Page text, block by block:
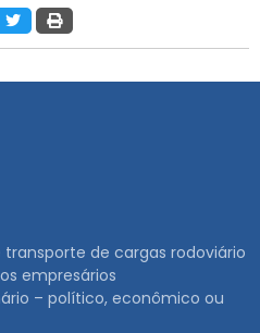
transporte de cargas rodoviário
empresários
– político, econômico ou